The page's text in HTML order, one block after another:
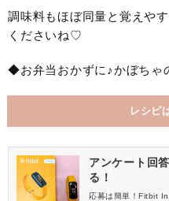
調味料もほぼ同量と覚えや
くださいね♡
◆お弁当おかずに♪かぼちゃ
レシピ
アンケート回
る！
応募は簡単！Fitbit